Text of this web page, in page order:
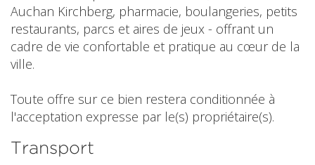
Auchan Kirchberg, pharmacie, boulangeries, petits
restaurants, parcs et aires de jeux - offrant un
cadre de vie confortable et pratique au cœur de la
ville.
Toute offre sur ce bien restera conditionnée à
l'acceptation expresse par le(s) propriétaire(s).
Transport